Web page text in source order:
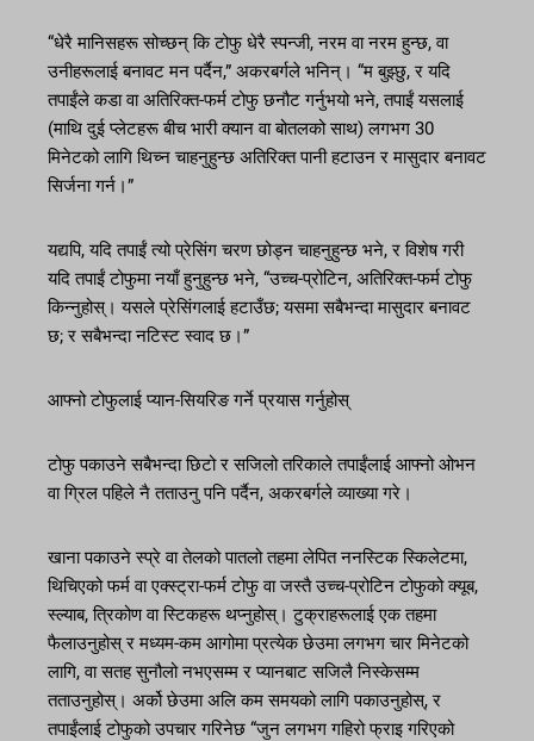
“धेरै मानिसहरू सोच्छन् कि टोफु धेरै स्पन्जी, नरम वा नरम हुन्छ, वा
उनीहरूलाई बनावट मन पर्दैन,” अकरबर्गले भनिन्। “म बुझ्छु, र यदि
तपाईंले कडा वा अतिरिक्त-फर्म टोफु छनौट गर्नुभयो भने, तपाईं यसलाई
(माथि दुई प्लेटहरू बीच भारी क्यान वा बोतलको साथ) लगभग 30
मिनेटको लागि थिच्न चाहनुहुन्छ अतिरिक्त पानी हटाउन र मासुदार बनावट
सिर्जना गर्न।”
यद्यपि, यदि तपाईं त्यो प्रेसिंग चरण छोड्न चाहनुहुन्छ भने, र विशेष गरी
यदि तपाईं टोफुमा नयाँ हुनुहुन्छ भने, “उच्च-प्रोटिन, अतिरिक्त-फर्म टोफु
किन्नुहोस्। यसले प्रेसिंगलाई हटाउँछ; यसमा सबैभन्दा मासुदार बनावट
छ; र सबैभन्दा नटिस्ट स्वाद छ।”
आफ्नो टोफुलाई प्यान-सियरिङ गर्ने प्रयास गर्नुहोस्
टोफु पकाउने सबैभन्दा छिटो र सजिलो तरिकाले तपाईंलाई आफ्नो ओभन
वा ग्रिल पहिले नै तताउनु पनि पर्दैन, अकरबर्गले व्याख्या गरे।
खाना पकाउने स्प्रे वा तेलको पातलो तहमा लेपित ननस्टिक स्किलेटमा,
थिचिएको फर्म वा एक्स्ट्रा-फर्म टोफु वा जस्तै उच्च-प्रोटिन टोफुको क्यूब,
स्ल्याब, त्रिकोण वा स्टिकहरू थप्नुहोस्। टुक्राहरूलाई एक तहमा
फैलाउनुहोस् र मध्यम-कम आगोमा प्रत्येक छेउमा लगभग चार मिनेटको
लागि, वा सतह सुनौलो नभएसम्म र प्यानबाट सजिलै निस्केसम्म
तताउनुहोस्। अर्को छेउमा अलि कम समयको लागि पकाउनुहोस्, र
तपाईंलाई टोफुको उपचार गरिनेछ “जुन लगभग गहिरो फ्राइ गरिएको